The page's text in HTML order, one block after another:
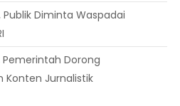
Diminta Waspadai
Pemerintah Dorong
Konten Jurnalistik